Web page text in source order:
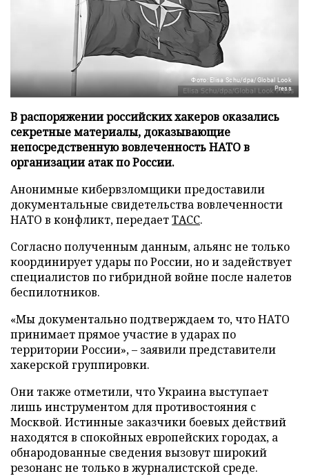
Фото: Elisa Schu/dpa/Global Look
Press
В распоряжении российских хакеров оказались
секретные материалы, доказывающие
непосредственную вовлеченность НАТО в
организации атак по России.
Анонимные кибервзломщики предоставили
документальные свидетельства вовлеченности
НАТО в конфликт, передаетТАСС.
Согласно полученным данным, альянс не только
координирует удары по России, но и задействует
специалистов по гибридной войне после налетов
беспилотников.
«Мы документально подтверждаем то, что НАТО
принимает прямое участие в ударах по
территории России», – заявили представители
хакерской группировки.
Они также отметили, что Украина выступает
лишь инструментом для противостояния с
Москвой. Истинные заказчики боевых действий
находятся в спокойных европейских городах, а
обнародованные сведения вызовут широкий
резонанс не только в журналистской среде.